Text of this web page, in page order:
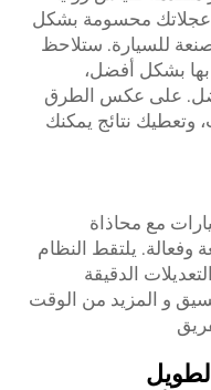
عجلاتك محسومة بشكل
للسيارة. ستلاحظ
بشكل أفضل،
على عكس الطرق
وتعطيك نتائج يمكنك
مع محاذاة
وفعالة. يلتقط النظام
الدقيقة
و المزيد من الوقت